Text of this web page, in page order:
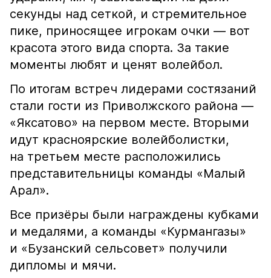
секунды над сеткой, и стремительное
пике, приносящее игрокам очки — вот
красота этого вида спорта. За такие
моменты любят и ценят волейбол.
По итогам встреч лидерами состязаний
стали гости из Приволжского района —
«Яксатово» на первом месте. Вторыми
идут красноярские волейболистки,
на третьем месте расположились
представительницы команды «Малый
Арал».
Все призёры были награждены кубками
и медалями, а команды «Курмангазы»
и «Бузанский сельсовет» получили
дипломы и мячи.